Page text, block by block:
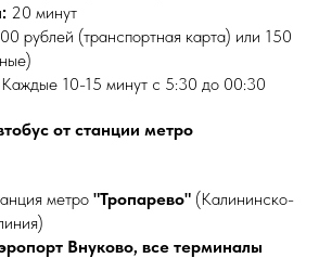
20 минут
рублей (транспортная карта) или 150
Каждые 10-15 минут с 5:30 до 00:30
от станции метро
метро "Тропарево" (Калининско-
Внуково, все терминалы